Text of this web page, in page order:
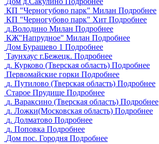
КП "Черногубово парк" Милан Подробнее
КП "Черногубово парк" Хит Подробнее
д.Володино Милан Подробнее
КЖ"Напрудное" Милан Подробнее
Дом Бурашево 1 Подробнее
Таунхаус г.Бежецк. Подробнее
д. Курково (Тверская область) Подробнее
Первомайские горки Подробнее
д. Путилово (Тверская область) Подробнее
Старое Прудище Подробнее
д. Вараксино (Тверская область) Подробнее
д. Ложки(Московская область) Подробнее
д. Долматово Подробнее
д. Поповка Подробнее
Дом пос. Городня Подробнее